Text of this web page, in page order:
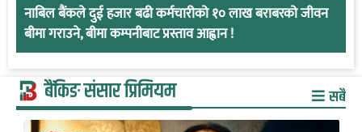
नाबिल बैंकले दुई हजार बढी कर्मचारीको १० लाख बराबरको जीवन
बीमा गराउने, बीमा कम्पनीबाट प्रस्ताव आह्वान !
बैंकिङ संसार प्रिमियम सबै